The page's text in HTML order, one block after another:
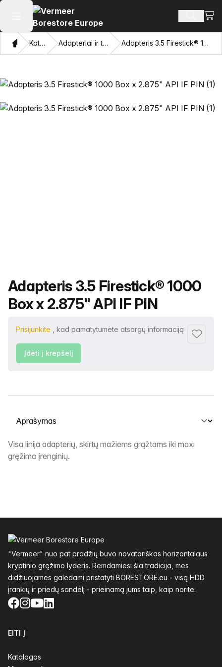
Atidaryti pagrindinį meniu Ieškoti
NamonKatalogas Adapteriai ir traukiančios akys Adapteris 3.5 Firestick® 1000 Box x 2.875" API IF PIN
Produkto pavadinimas
Adapteris 3.5 Firestick® 1000
Box x 2.875" API IF PIN
Prisijunkite , kad pamatytumėte atsargų informaciją
Pridėti
Įdėti į krepšelį
Pasirinkite skirtuką
Aprašymas
Visa linija adapterių, skirtų mažiems grąžtams iki maxi
gręžimo įrenginių.
"Vermeer" nuo pat pradžių buvo novatoriškas horizontalaus
kryptinio gręžimo lyderis. Remdamiesi šia tradicija, mes
didžiuojamės galėdami pristatyti BORESTORE.eu - visą HDD
įrankių ir priedų sandėlį - prieinamą jums taip, kaip norite.
Facebook
Instagram
YouTube
LinkedIn
EITI Į
Katalogas